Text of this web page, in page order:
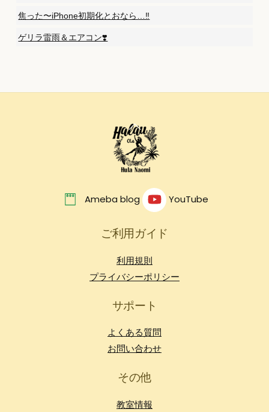
焦った〜iPhone初期化とおなら…‼️
ゲリラ雷雨＆エアコン❣️
Back
To
Top
Ameba blog YouTube
ご利用ガイド
利用規則
プライバシーポリシー
サポート
よくある質問
お問い合わせ
その他
教室情報